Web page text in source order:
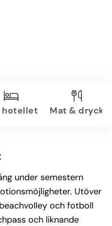
hotellet Mat & dryck
under semestern
Utöver
och fotboll
och liknande